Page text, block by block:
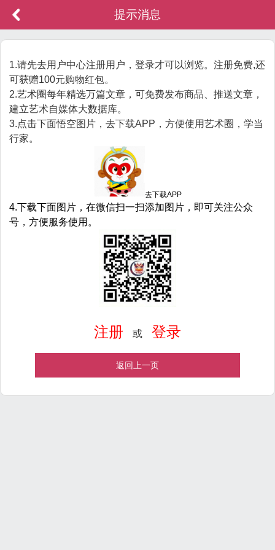
提示消息
1.请先去用户中心注册用户，登录才可以浏览。注册免费,还
可获赠100元购物红包。
2.艺术圈每年精选万篇文章，可免费发布商品、推送文章，
建立艺术自媒体大数据库。
3.点击下面悟空图片，去下载APP，方便使用艺术圈，学当
行家。
去下载APP
4.下载下面图片，在微信扫一扫添加图片，即可关注公众
号，方便服务使用。
注册 或 登录
返回上一页